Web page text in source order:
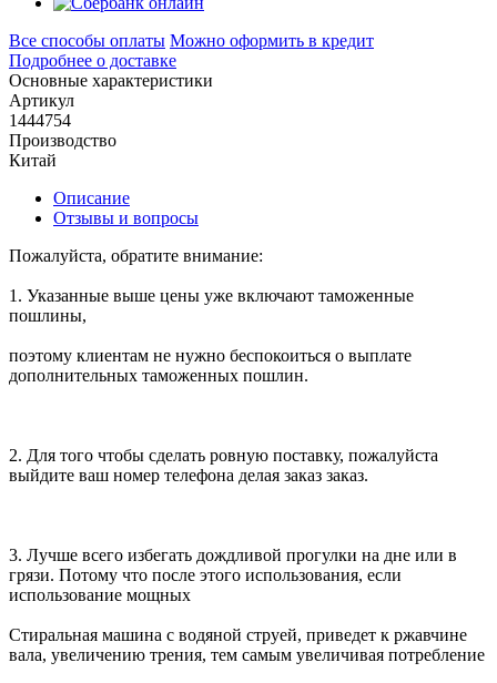
Все способы оплаты Можно оформить в кредит
Подробнее о доставке
Основные характеристики
Артикул
1444754
Производство
Китай
Описание
Отзывы и вопросы
Пожалуйста, обратите внимание:
1. Указанные выше цены уже включают таможенные
пошлины,
поэтому клиентам не нужно беспокоиться о выплате
дополнительных таможенных пошлин.
2. Для того чтобы сделать ровную поставку, пожалуйста
выйдите ваш номер телефона делая заказ заказ.
3. Лучше всего избегать дождливой прогулки на дне или в
грязи. Потому что после этого использования, если
использование мощных
Стиральная машина с водяной струей, приведет к ржавчине
вала, увеличению трения, тем самым увеличивая потребление